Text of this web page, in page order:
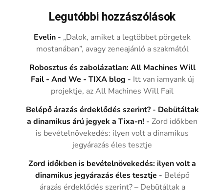
Legutóbbi hozzászólások
Evelin - „Dalok, amiket a legtöbbet pörgetek
mostanában”, avagy zeneajánló a szakmától
Robosztus és zabolázatlan: All Machines Will
Fail - And We - TIXA blog - Itt van iamyank új
projektje, az All Machines Will Fail
Belépő árazás érdeklődés szerint? - Debütáltak
a dinamikus árú jegyek a Tixa-n! -Zord időkben
is bevételnövekedés: ilyen volt a dinamikus
jegyárazás éles tesztje
Zord időkben is bevételnövekedés: ilyen volt a
dinamikus jegyárazás éles tesztje - Belépő
árazás érdeklődés szerint? – Debütáltak a